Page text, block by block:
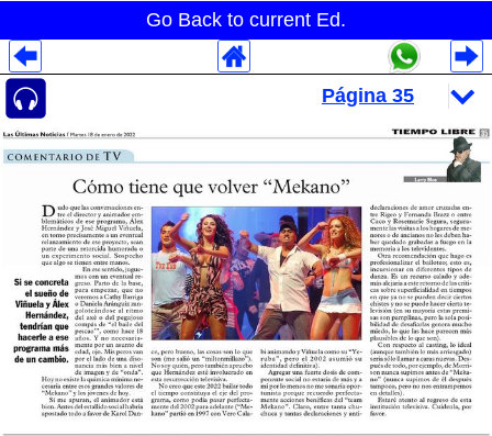
Go Back to current Ed.
Despliegues Analytics
Despliegues Totales
Despliegues por Rubros